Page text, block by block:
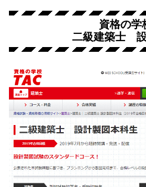
資格の学
二級建築士